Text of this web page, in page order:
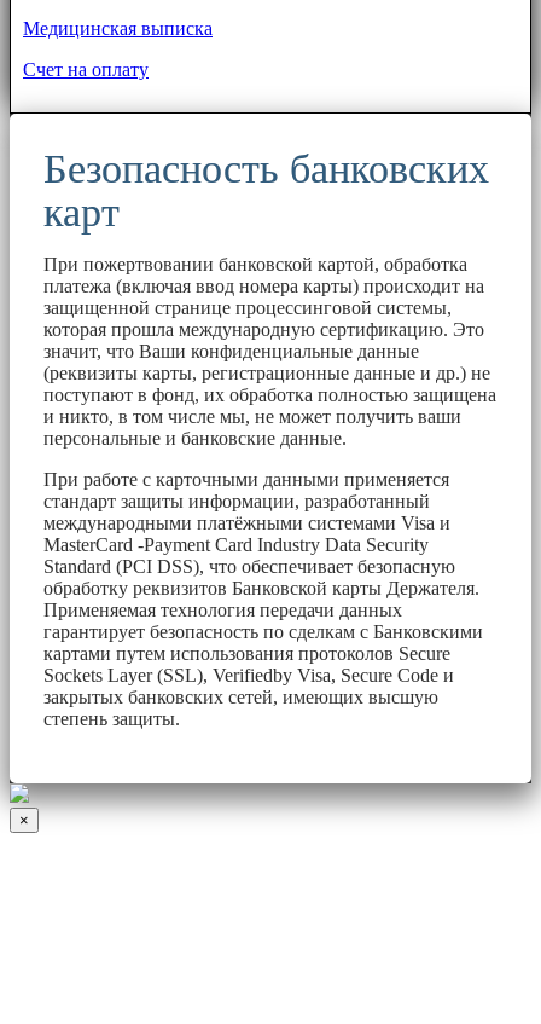
Медицинская выписка
Счет на оплату
Безопасность банковских
карт
При пожертвовании банковской картой, обработка
платежа (включая ввод номера карты) происходит на
защищенной странице процессинговой системы,
которая прошла международную сертификацию. Это
значит, что Ваши конфиденциальные данные
(реквизиты карты, регистрационные данные и др.) не
поступают в фонд, их обработка полностью защищена
и никто, в том числе мы, не может получить ваши
персональные и банковские данные.
При работе с карточными данными применяется
стандарт защиты информации, разработанный
международными платёжными системами Visa и
MasterCard -Payment Card Industry Data Security
Standard (PCI DSS), что обеспечивает безопасную
обработку реквизитов Банковской карты Держателя.
Применяемая технология передачи данных
гарантирует безопасность по сделкам с Банковскими
картами путем использования протоколов Secure
Sockets Layer (SSL), Verifiedby Visa, Secure Code и
закрытых банковских сетей, имеющих высшую
степень защиты.
×